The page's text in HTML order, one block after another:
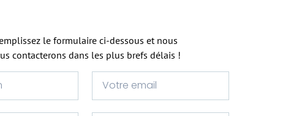
le formulaire ci-dessous et nous
contacterons dans les plus brefs délais !